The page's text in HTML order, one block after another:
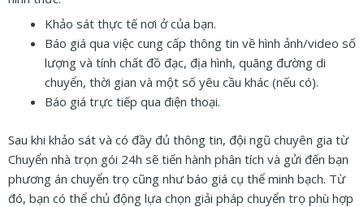
Khảo sát thực tế nơi ở của bạn.
Báo giá qua việc cung cấp thông tin về hình ảnh/video số
lượng và tính chất đồ đạc, địa hình, quãng đường di
chuyển, thời gian và một số yêu cầu khác (nếu có).
Báo giá trực tiếp qua điện thoại.
Sau khi khảo sát và có đầy đủ thông tin, đội ngũ chuyên gia từ
Chuyển nhà trọn gói 24h sẽ tiến hành phân tích và gửi đến bạn
phương án chuyển trọ cũng như báo giá cụ thể minh bạch. Từ
đó, bạn có thể chủ động lựa chọn giải pháp chuyển trọ phù hợp